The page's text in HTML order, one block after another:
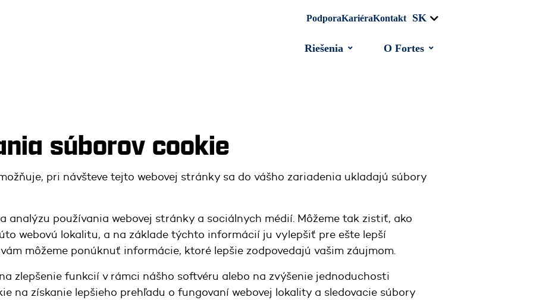
PodporaKariéraKontakt SK
Riešenia O Fortes
súborov cookie
pri návšteve tejto webovej stránky sa do vášho zariadenia ukladajú súbory
analýzu používania webovej stránky a sociálnych médií. Môžeme tak zistiť, ako
webovú lokalitu, a na základe týchto informácií ju vylepšiť pre ešte lepší
môžeme ponúknuť informácie, ktoré lepšie zodpovedajú vašim záujmom.
zlepšenie funkcií v rámci nášho softvéru alebo na zvýšenie jednoduchosti
na získanie lepšieho prehľadu o fungovaní webovej lokality a sledovacie súbory